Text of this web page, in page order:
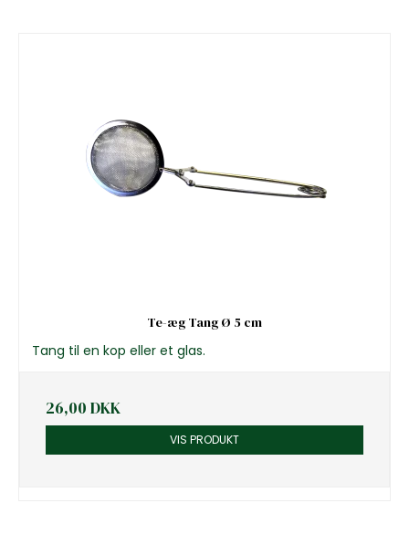
Te-æg Tang Ø 5 cm
Tang til en kop eller et glas.
26,00 DKK
VIS PRODUKT